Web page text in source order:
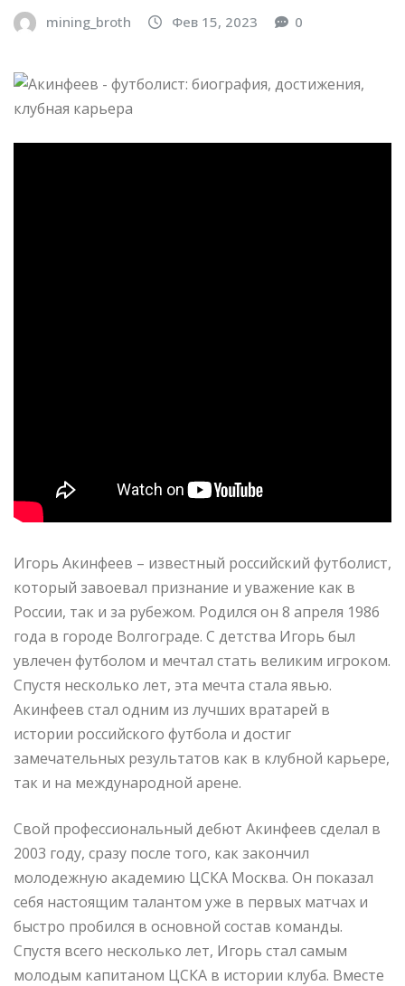
mining_broth Фев 15, 2023 0
Игорь Акинфеев – известный российский футболист,
который завоевал признание и уважение как в
России, так и за рубежом. Родился он 8 апреля 1986
года в городе Волгограде. С детства Игорь был
увлечен футболом и мечтал стать великим игроком.
Спустя несколько лет, эта мечта стала явью.
Акинфеев стал одним из лучших вратарей в
истории российского футбола и достиг
замечательных результатов как в клубной карьере,
так и на международной арене.
Свой профессиональный дебют Акинфеев сделал в
2003 году, сразу после того, как закончил
молодежную академию ЦСКА Москва. Он показал
себя настоящим талантом уже в первых матчах и
быстро пробился в основной состав команды.
Спустя всего несколько лет, Игорь стал самым
молодым капитаном ЦСКА в истории клуба. Вместе